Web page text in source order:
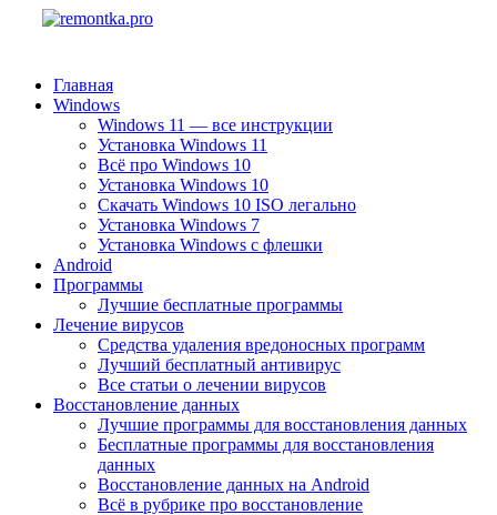
Главная
Windows
Windows 11 — все инструкции
Установка Windows 11
Всё про Windows 10
Установка Windows 10
Скачать Windows 10 ISO легально
Установка Windows 7
Установка Windows с флешки
Android
Программы
Лучшие бесплатные программы
Лечение вирусов
Средства удаления вредоносных программ
Лучший бесплатный антивирус
Все статьи о лечении вирусов
Восстановление данных
Лучшие программы для восстановления данных
Бесплатные программы для восстановления
данных
Восстановление данных на Android
Всё в рубрике про восстановление